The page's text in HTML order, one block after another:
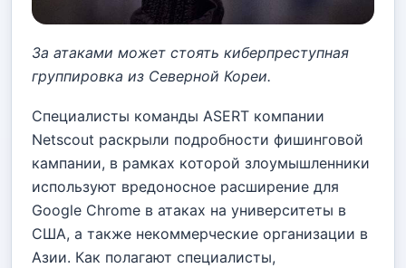
За атаками может стоять киберпреступная
группировка из Северной Кореи.
Специалисты команды ASERT компании
Netscout раскрыли подробности фишинговой
кампании, в рамках которой злоумышленники
используют вредоносное расширение для
Google Chrome в атаках на университеты в
США, а также некоммерческие организации в
Азии. Как полагают специалисты,